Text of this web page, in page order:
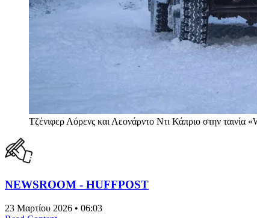
Τζένιφερ Λόρενς και Λεονάρντο Ντι Κάπριο στην
NEWSROOM - HUFFPOST
23 Μαρτίου 2026 • 06:03